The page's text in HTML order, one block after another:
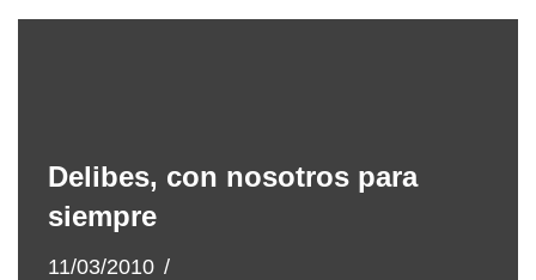
Delibes, con nosotros para
siempre
11/03/2010